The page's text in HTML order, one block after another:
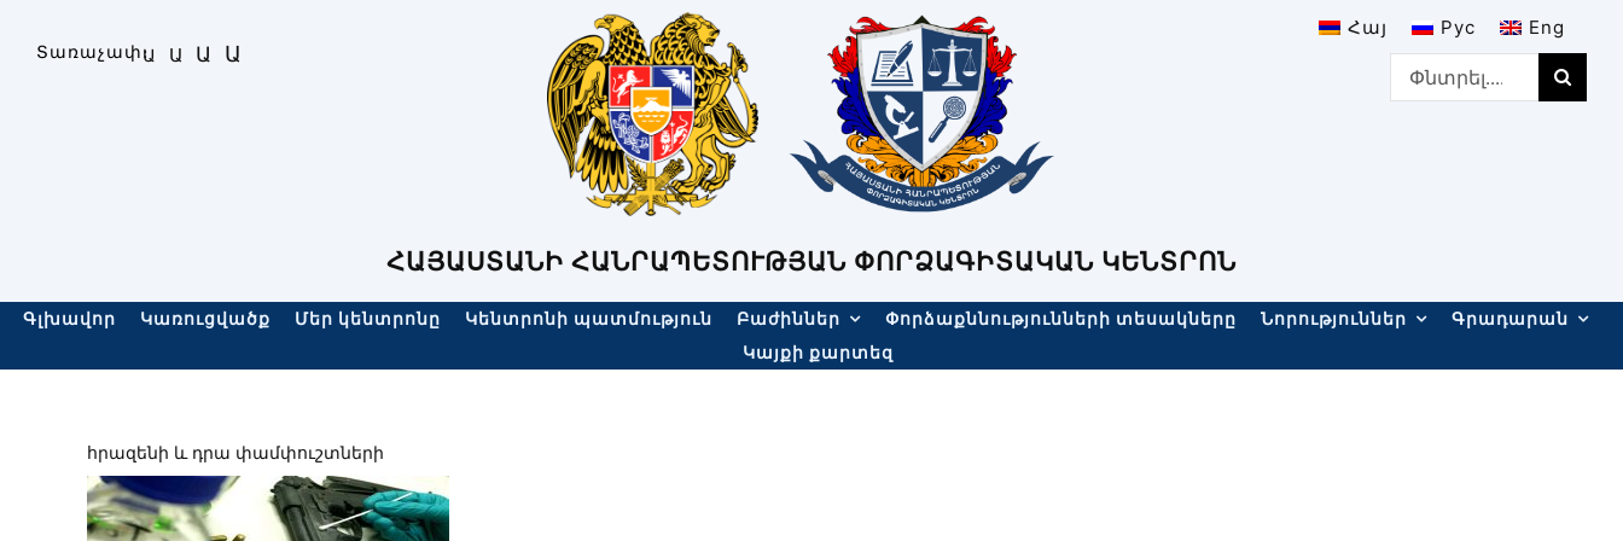
Տառաչափ։Ա Ա Ա Ա
Հայ Рус
Eng
Search
for:
ՀԱՅԱՍՏԱՆԻ ՀԱՆՐԱՊԵՏՈՒԹՅԱՆ ՓՈՐՁԱԳԻՏԱԿԱՆ ԿԵՆՏՐՈՆ
Գլխավոր Կառուցվածք Մեր կենտրոնը Կենտրոնի պատմություն Բաժիններ Փորձաքննությունների տեսակները Նորություններ
Գրադարան
Կայքի քարտեզ
հրազենի և դրա փամփուշտների